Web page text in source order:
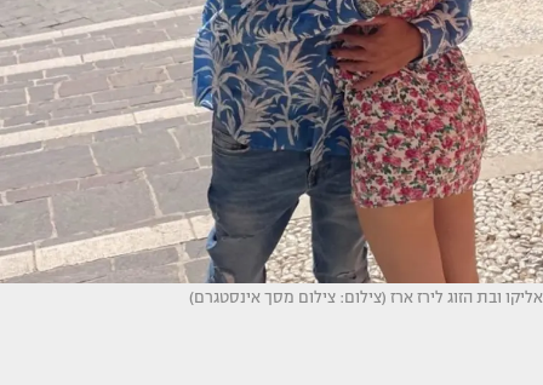
אליקו ובת הזוג לירז ארז (צילום: צילום מסך אינסטגרם)